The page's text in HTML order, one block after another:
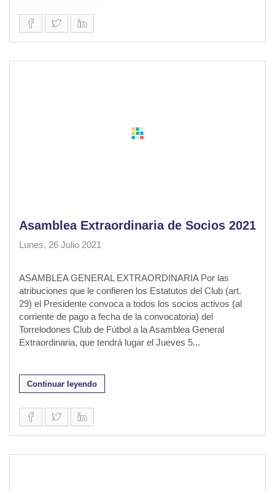
Asamblea Extraordinaria de Socios 2021
Lunes, 26 Julio 2021
ASAMBLEA GENERAL EXTRAORDINARIA Por las
atribuciones que le confieren los Estatutos del Club (art.
29) el Presidente convoca a todos los socios activos (al
corriente de pago a fecha de la convocatoria) del
Torrelodones Club de Fútbol a la Asamblea General
Extraordinaria, que tendrá lugar el Jueves 5...
Continuar leyendo